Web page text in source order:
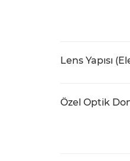
Lens Yapısı
Özel Optik